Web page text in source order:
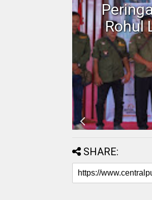
Rohul
SHARE: